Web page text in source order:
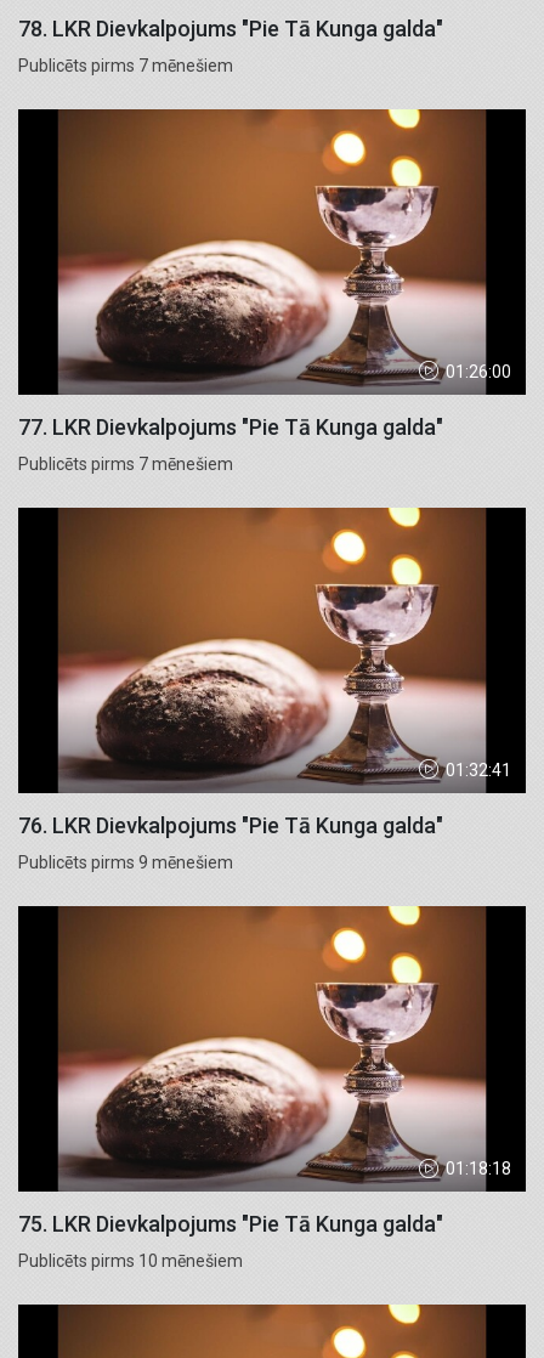
78. LKR Dievkalpojums "Pie Tā Kunga galda"
Publicēts pirms 7 mēnešiem
01:26:00
77. LKR Dievkalpojums "Pie Tā Kunga galda"
Publicēts pirms 7 mēnešiem
01:32:41
76. LKR Dievkalpojums "Pie Tā Kunga galda"
Publicēts pirms 9 mēnešiem
01:18:18
75. LKR Dievkalpojums "Pie Tā Kunga galda"
Publicēts pirms 10 mēnešiem